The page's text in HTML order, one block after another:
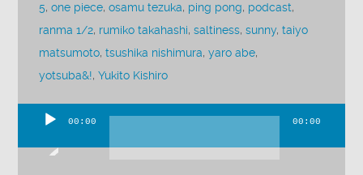
5,one piece,osamu tezuka, ping pong, podcast,
ranma 1/2, rumiko takahashi,saltiness,sunny,taiyo
matsumoto,tsushika nishimura,yaro abe,
yotsuba&!,Yukito Kishiro
audio
00:00 00:00